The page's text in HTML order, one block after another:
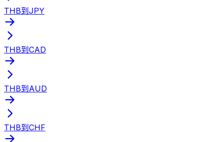
THB到JPY
THB到CAD
THB到AUD
THB到CHF